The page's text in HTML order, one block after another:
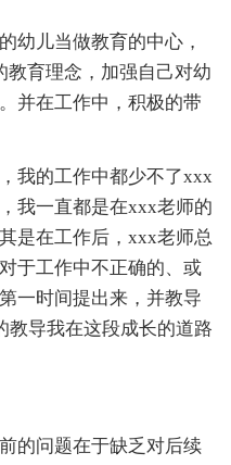
幼儿当做教育的中心，
教育理念，加强自己对幼
并在工作中，积极的带
我的工作中都少不了xxx
我一直都是在xxx老师的
是在工作后，xxx老师总
于工作中不正确的、或
一时间提出来，并教导
教导我在这段成长的道路
的问题在于缺乏对后续